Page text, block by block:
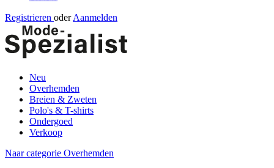
Registrieren oder Aanmelden
Neu
Overhemden
Breien & Zweten
Polo's & T-shirts
Ondergoed
Verkoop
Naar categorie Overhemden